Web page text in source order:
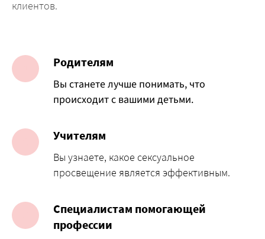
клиентов.
Родителям
Вы станете лучше понимать, что
происходит с вашими детьми.
Учителям
Вы узнаете, какое сексуальное
просвещение является эффективным.
Специалистам помогающей
профессии